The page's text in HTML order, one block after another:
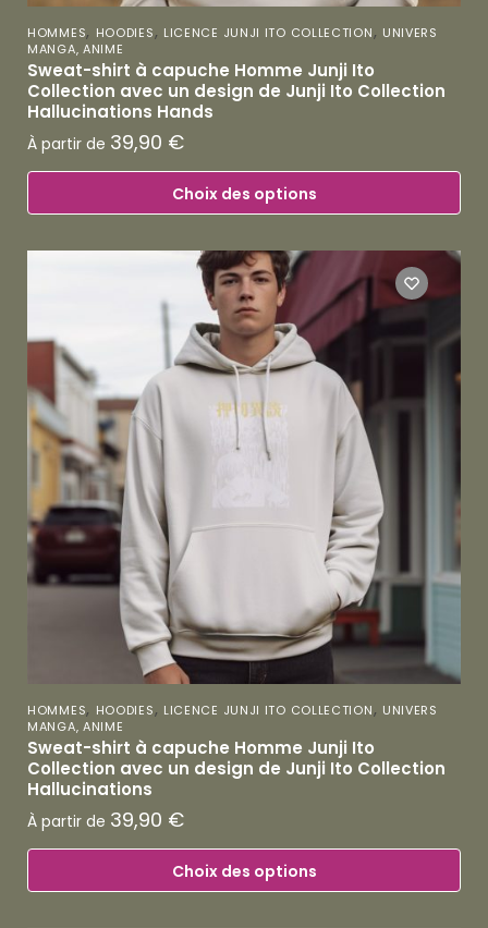
HOMMES, HOODIES, LICENCE JUNJI ITO COLLECTION, UNIVERS
MANGA, ANIME
Sweat-shirt à capuche Homme Junji Ito
Collection avec un design de Junji Ito Collection
Hallucinations Hands
À partir de 39,90 €
Choix des options
HOMMES, HOODIES, LICENCE JUNJI ITO COLLECTION, UNIVERS
MANGA, ANIME
Sweat-shirt à capuche Homme Junji Ito
Collection avec un design de Junji Ito Collection
Hallucinations
À partir de 39,90 €
Choix des options